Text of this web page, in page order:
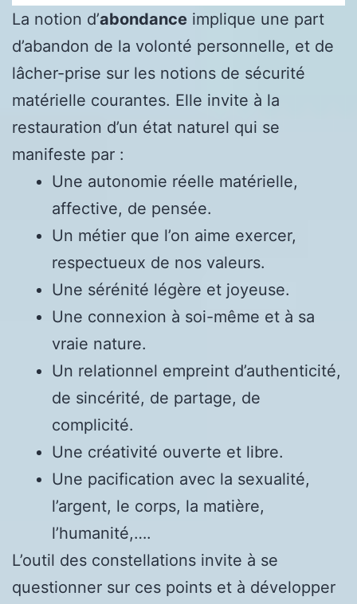
La notion d’abondance implique une part
d’abandon de la volonté personnelle, et de
lâcher-prise sur les notions de sécurité
matérielle courantes. Elle invite à la
restauration d’un état naturel qui se
manifeste par :
Une autonomie réelle matérielle,
affective, de pensée.
Un métier que l’on aime exercer,
respectueux de nos valeurs.
Une sérénité légère et joyeuse.
Une connexion à soi-même et à sa
vraie nature.
Un relationnel empreint d’authenticité,
de sincérité, de partage, de
complicité.
Une créativité ouverte et libre.
Une pacification avec la sexualité,
l’argent, le corps, la matière,
l’humanité,….
L’outil des constellations invite à se
questionner sur ces points et à développer